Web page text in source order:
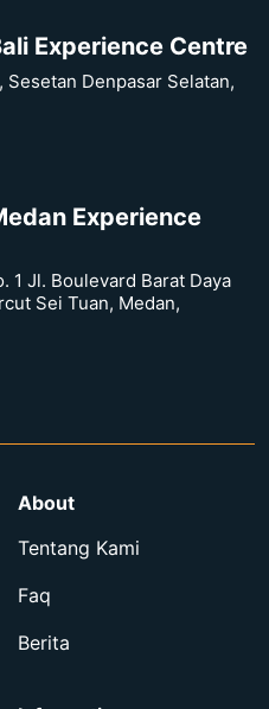
Experience Centre
Denpasar Selatan,
Experience
1 Jl. Boulevard Barat Daya
Sei Tuan, Medan,
About
Tentang Kami
Faq
Berita